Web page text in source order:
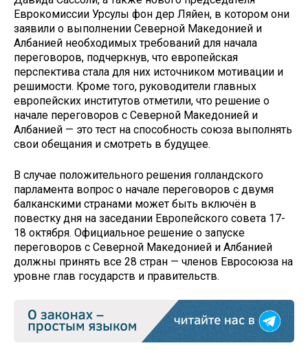
Еврокомиссии Урсулы фон дер Ляйен, в котором они
заявили о выполнении Северной Македонией и
Албанией необходимых требований для начала
переговоров, подчеркнув, что европейская
перспектива стала для них источником мотивации и
решимости. Кроме того, руководители главных
европейских институтов отметили, что решение о
начале переговоров с Северной Македонией и
Албанией — это тест на способность союза выполнять
свои обещания и смотреть в будущее.
В случае положительного решения голландского
парламента вопрос о начале переговоров с двумя
балканскими странами может быть включён в
повестку дня на заседании Европейского совета 17-
18 октября. Официальное решение о запуске
переговоров с Северной Македонией и Албанией
должны принять все 28 стран — членов Евросоюза на
уровне глав государств и правительств.